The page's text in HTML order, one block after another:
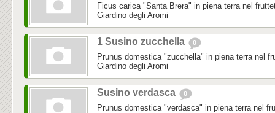
Ficus carica "Santa Brera" in piena terra nel
Giardino degli Aromi
1 Susino zucchella 0
Prunus domestica "zucchella" in piena terra nel
Giardino degli Aromi
Susino verdasca 0
Prunus domestica "verdasca" in piena terra nel